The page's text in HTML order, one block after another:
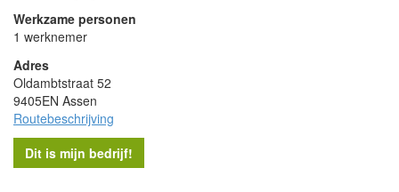
Werkzame personen
1 werknemer
Adres
Oldambtstraat 52
9405EN Assen
Routebeschrijving